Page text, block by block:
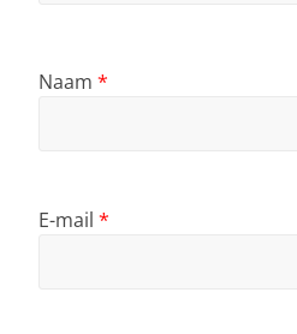
Naam *
E-mail *